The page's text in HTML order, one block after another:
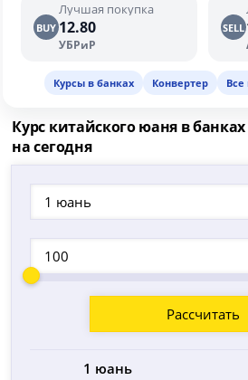
BUY
Лучшая покупка
12.80
УБРиР
SELL
Курсы в банках Конвертер
Курс китайского юаня в банках
на сегодня
1 юань
Рассчитать
1 юань